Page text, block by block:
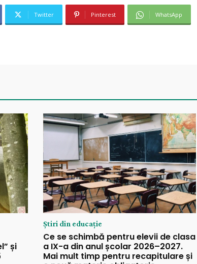
Twitter Pinterest WhatsApp
și
Știri din educație
Ce se schimbă pentru elevii de clasa
a IX-a din anul școlar 2026–2027.
Mai mult timp pentru recapitulare și